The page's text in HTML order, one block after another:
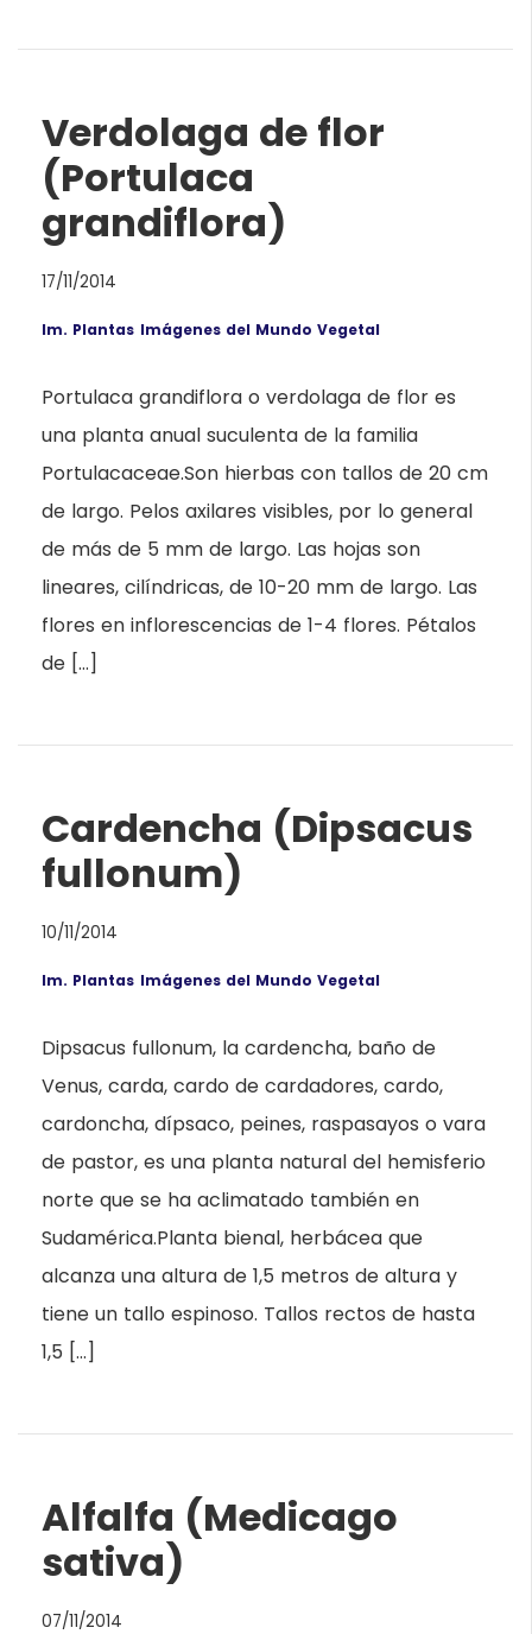
Verdolaga de flor
(Portulaca
grandiflora)
17/11/2014
Im. Plantas Imágenes del Mundo Vegetal
Portulaca grandiflora o verdolaga de flor es
una planta anual suculenta de la familia
Portulacaceae.Son hierbas con tallos de 20 cm
de largo. Pelos axilares visibles, por lo general
de más de 5 mm de largo. Las hojas son
lineares, cilíndricas, de 10-20 mm de largo. Las
flores en inflorescencias de 1-4 flores. Pétalos
de […]
Cardencha (Dipsacus
fullonum)
10/11/2014
Im. Plantas Imágenes del Mundo Vegetal
Dipsacus fullonum, la cardencha, baño de
Venus, carda, cardo de cardadores, cardo,
cardoncha, dípsaco, peines, raspasayos o vara
de pastor, es una planta natural del hemisferio
norte que se ha aclimatado también en
Sudamérica.Planta bienal, herbácea que
alcanza una altura de 1,5 metros de altura y
tiene un tallo espinoso. Tallos rectos de hasta
1,5 […]
Alfalfa (Medicago
sativa)
07/11/2014